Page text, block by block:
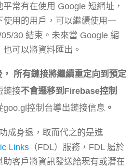
常有在使用 Google 短網址，
使用的用戶，可以繼續使用一
30 結束。未來當 Google 縮
可以將資料匯出。
所有鏈接將繼續重定向到預定
鏈接不會遷移到Firebase控制
goo.gl控制台導出鏈接信息 。
成身退，取而代之的是進
Links （FDL）服務，FDL 屬於
客戶將資訊發送給現有或潛在